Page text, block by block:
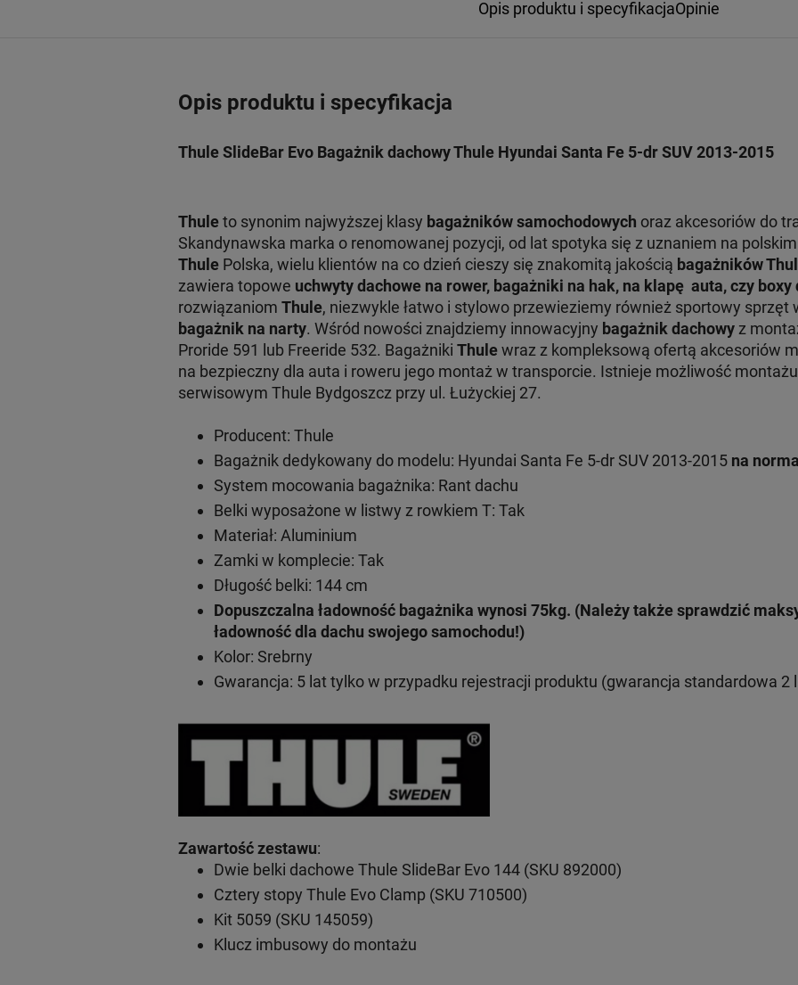
Opis produktu i specyfikacjaOpinie
Opis produktu i specyfikacja
Thule SlideBar Evo Bagażnik dachowy Thule Hyundai Santa Fe 5-dr SUV 2013-2015
Thuleto synonim najwyższej klasy bagażników samochodowych oraz akcesoriów do
Skandynawska marka o renomowanej pozycji, od lat spotyka się z uznaniem na
ThulePolska, wielu klientów na co dzień cieszy się znakomitą jakością bagażników
zawiera topowe uchwyty dachowe na rower, bagażniki na hak, na klapę auta, czy boxy
rozwiązaniom Thule, niezwykle łatwo i stylowo przewieziemy również sportowy sprzęt
bagażnik na narty. Wśród nowości znajdziemy innowacyjny bagażnik dachowyz
Proride 591 lub Freeride 532. Bagażniki Thulewraz z kompleksową ofertą akcesoriów
na bezpieczny dla auta i roweru jego montaż w transporcie. Istnieje możliwość
serwisowym Thule Bydgoszcz przy ul. Łużyckiej 27.
Producent: Thule
Bagażnik dedykowany do modelu: Hyundai Santa Fe 5-dr SUV 2013-2015 na
System mocowania bagażnika: Rant dachu
Belki wyposażone w listwy z rowkiem T: Tak
Materiał: Aluminium
Zamki w komplecie: Tak
Długość belki: 144 cm
Dopuszczalna ładowność bagażnika wynosi 75kg. (Należy także sprawdzić
ładowność dla dachu swojego samochodu!)
Kolor: Srebrny
Gwarancja: 5 lat tylko w przypadku rejestracji produktu (gwarancja standardowa 2
Zawartość zestawu:
Dwie belki dachowe Thule SlideBar Evo 144 (SKU 892000)
Cztery stopy Thule Evo Clamp (SKU 710500)
Kit 5059 (SKU 145059)
Klucz imbusowy do montażu